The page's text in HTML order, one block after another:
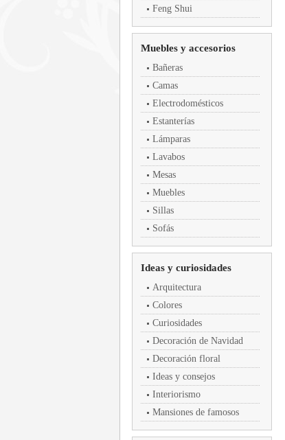
Feng Shui
Muebles y accesorios
Bañeras
Camas
Electrodomésticos
Estanterías
Lámparas
Lavabos
Mesas
Muebles
Sillas
Sofás
Ideas y curiosidades
Arquitectura
Colores
Curiosidades
Decoración de Navidad
Decoración floral
Ideas y consejos
Interiorismo
Mansiones de famosos